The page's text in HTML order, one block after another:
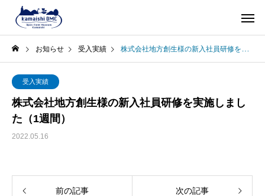
お知らせ 受入実績 株式会社地方創生様の新入社員研修を実施しました（1週間）
受入実績
株式会社地方創生様の新入社員研修を実施しまし
た（1週間）
2022.05.16
前の記事 次の記事